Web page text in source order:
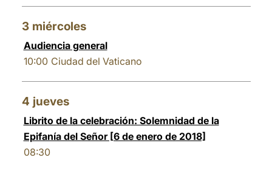
3 miércoles
Audiencia general
10:00 Ciudad del Vaticano
4 jueves
Librito de la celebración: Solemnidad de la
Epifanía del Señor [6 de enero de 2018]
08:30